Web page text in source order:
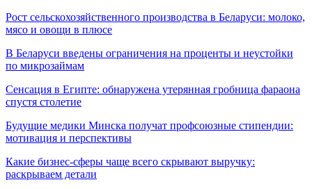
Рост сельскохозяйственного производства в Беларуси: молоко,
мясо и овощи в плюсе
В Беларуси введены ограничения на проценты и неустойки
по микрозаймам
Сенсация в Египте: обнаружена утерянная гробница фараона
спустя столетие
Будущие медики Минска получат профсоюзные стипендии:
мотивация и перспективы
Какие бизнес-сферы чаще всего скрывают выручку:
раскрываем детали